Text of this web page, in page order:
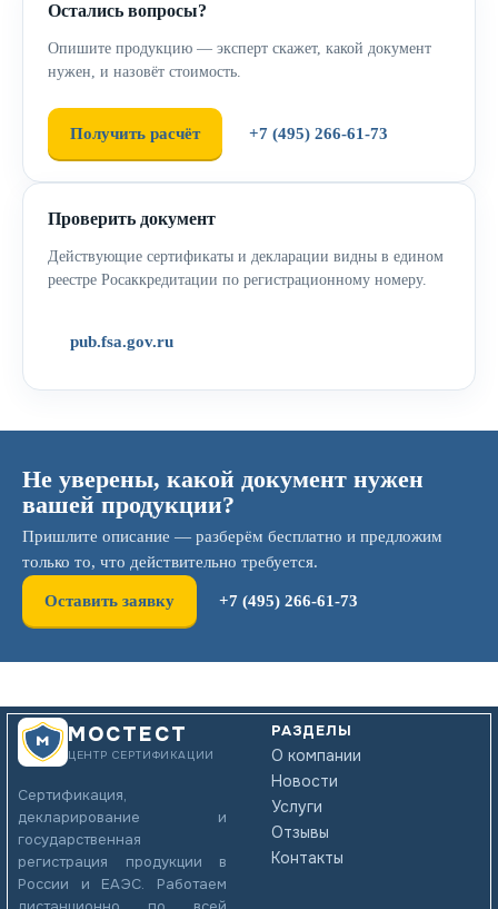
Остались вопросы?
Опишите продукцию — эксперт скажет, какой документ
нужен, и назовёт стоимость.
Получить расчёт +7 (495) 266-61-73
Проверить документ
Действующие сертификаты и декларации видны в едином
реестре Росаккредитации по регистрационному номеру.
pub.fsa.gov.ru
Не уверены, какой документ нужен
вашей продукции?
Пришлите описание — разберём бесплатно и предложим
только то, что действительно требуется.
Оставить заявку +7 (495) 266-61-73
МОСТЕСТ
ЦЕНТР СЕРТИФИКАЦИИ
Сертификация,
декларирование и
государственная
регистрация продукции в
России и ЕАЭС. Работаем
РАЗДЕЛЫ
О компании
Новости
Услуги
Отзывы
Контакты